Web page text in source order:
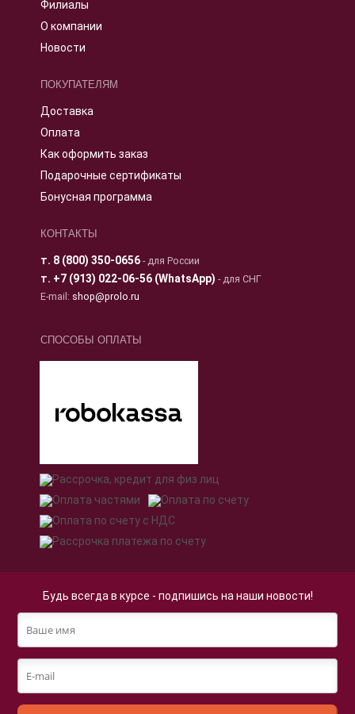
Филиалы
О компании
Новости
ПОКУПАТЕЛЯМ
Доставка
Оплата
Как оформить заказ
Подарочные сертификаты
Бонусная программа
КОНТАКТЫ
т. 8 (800) 350-0656- для России
т. +7 (913) 022-06-56 (WhatsApp) - для СНГ
E-mail: shop@prolo.ru
СПОСОБЫ ОПЛАТЫ
Будь всегда в курсе - подпишись на наши новости!